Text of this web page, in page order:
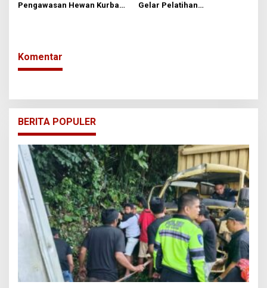
Pengawasan Hewan Kurban
Gelar Pelatihan
Komentar
BERITA POPULER